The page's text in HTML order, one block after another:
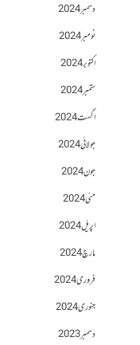
دسمبر 2024
نومبر 2024
اکتوبر 2024
ستمبر 2024
اگست 2024
جولائی 2024
جون 2024
مئی 2024
اپریل 2024
مارچ 2024
فروری 2024
جنوری 2024
دسمبر 2023